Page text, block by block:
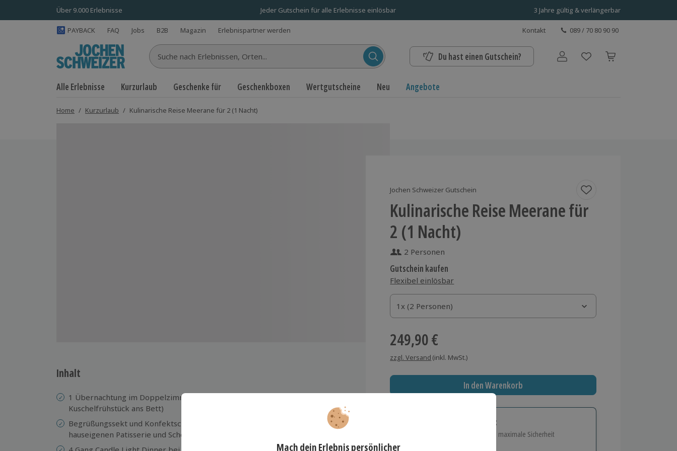
Über 9.000 Erlebnisse Jeder Gutschein für alle Erlebnisse einlösbar 3 Jahre gültig & verlängerbar
PAYBACK FAQ Jobs B2B Magazin Erlebnispartner werden Kontakt 089 / 70 80 90 90
Suche nach Erlebnissen... Du hast einen Gutschein? Benutzerkonto
Alle Erlebnisse Kurzurlaub Geschenke für Geschenkboxen Wertgutscheine Neu Angebote
Home / Kurzurlaub / Kulinarische Reise Meerane für 2 (1 Nacht)
Jochen Schweizer Gutschein
Kulinarische Reise Meerane für
2 (1 Nacht)
2 Personen
Gutschein kaufen
Flexibel einlösbar
1x (2 Personen)
1x (2 Personen)
1x (2 Personen)
249,90 €
zzgl. Versand (inkl. MwSt.)
In den Warenkorb
Immer das richtige Geschenk:
Große Auswahl, volle Flexibilität und maximale Sicherheit
Inhalt
1 Übernachtung im Doppelzimmer inkl. Sektfrühstück (auch als
Kuschelfrühstück ans Bett)
Begrüßungssekt und Konfektschale mit Schokolade und Pralinen aus der
hauseigenen Patisserie und Schokoladenmanufaktur